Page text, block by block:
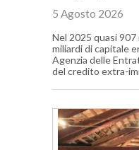
5 Agosto 2026
Nel 2025 quasi
miliardi di capitale
Agenzia delle
del credito extra-